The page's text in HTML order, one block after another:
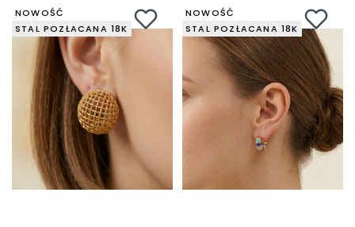
NOWOŚĆ
STAL POZŁACANA 18K
NOWOŚĆ
STAL POZŁACANA 18K